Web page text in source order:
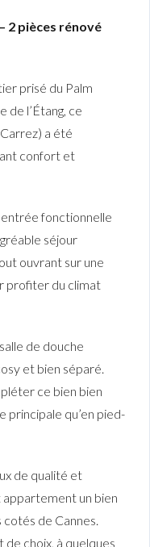
2 pièces rénové
prisé du Palm
de l’Étang, ce
a été
confort et
entrée fonctionnelle
séjour
ouvrant sur une
profiter du climat
de douche
et bien séparé.
ce bien bien
principale qu’en pied-
de qualité et
un bien
cotés de Cannes.
de choix, à quelques